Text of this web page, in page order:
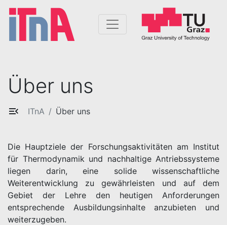
Über uns
ITnA Über uns
Die Hauptziele der Forschungsaktivitäten am Institut
für Thermodynamik und nachhaltige Antriebssysteme
liegen darin, eine solide wissenschaftliche
Weiterentwicklung zu gewährleisten und auf dem
Gebiet der Lehre den heutigen Anforderungen
entsprechende Ausbildungsinhalte anzubieten und
weiterzugeben.